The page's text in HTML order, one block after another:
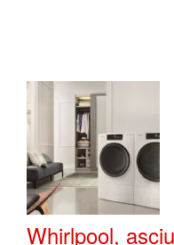
Whirlpool,